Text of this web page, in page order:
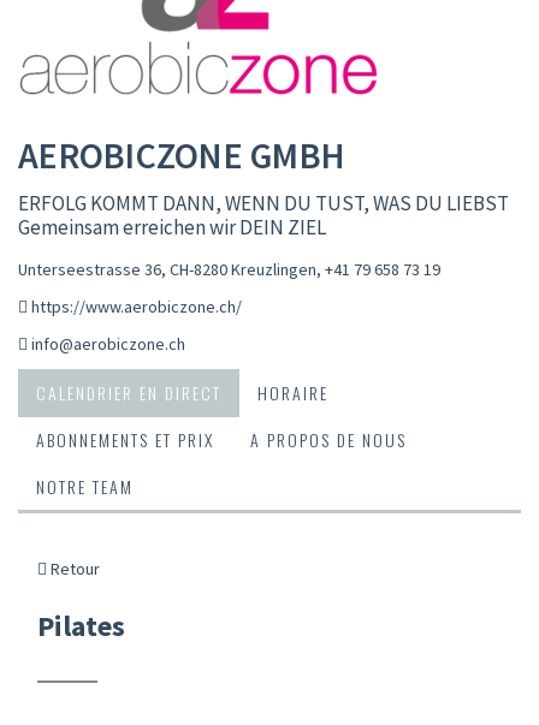
AEROBICZONE GMBH
ERFOLG KOMMT DANN, WENN DU TUST, WAS DU LIEBST
Gemeinsam erreichen wir DEIN ZIEL
Unterseestrasse 36, CH-8280 Kreuzlingen, +41 79 658 73 19
https://www.aerobiczone.ch/
info@aerobiczone.ch
CALENDRIER EN DIRECT
HORAIRE
ABONNEMENTS ET PRIX
A PROPOS DE NOUS
NOTRE TEAM
Retour
Pilates